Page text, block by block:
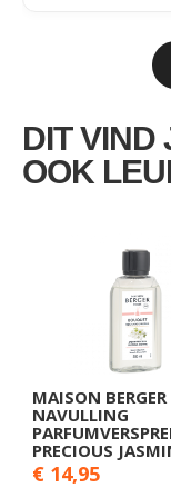
DIT VIND
OOK
MAISON BERGER
NAVULLING
PRECIOUS
€ 14,95